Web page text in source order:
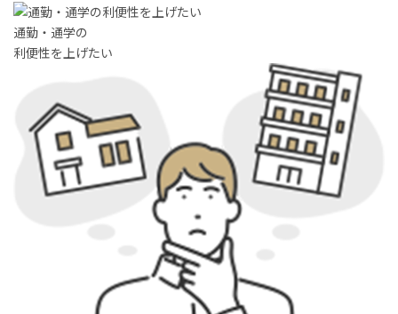
家選びの知識
よくあるご質問
物件に関する
お問い合わせはこちらから
0258-34-2221
受付時間：9:00～18:00（土日祝 年末年始除く）
通勤・通学の
利便性を上げたい